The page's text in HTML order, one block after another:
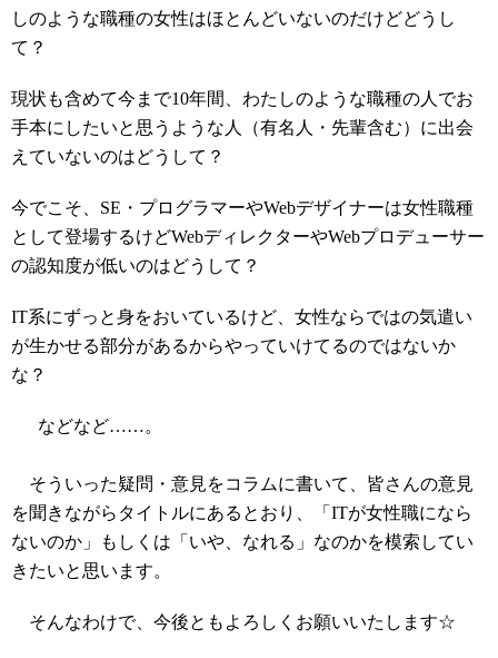
しのような職種の女性はほとんどいないのだけどどうし
て？
現状も含めて今まで10年間、わたしのような職種の人でお
手本にしたいと思うような人（有名人・先輩含む）に出会
えていないのはどうして？
今でこそ、SE・プログラマーやWebデザイナーは女性職種
として登場するけどWebディレクターやWebプロデューサー
の認知度が低いのはどうして？
IT系にずっと身をおいているけど、女性ならではの気遣い
が生かせる部分があるからやっていけてるのではないか
な？
などなど……。
そういった疑問・意見をコラムに書いて、皆さんの意見
を聞きながらタイトルにあるとおり、「ITが女性職になら
ないのか」もしくは「いや、なれる」なのかを模索してい
きたいと思います。
そんなわけで、今後ともよろしくお願いいたします☆